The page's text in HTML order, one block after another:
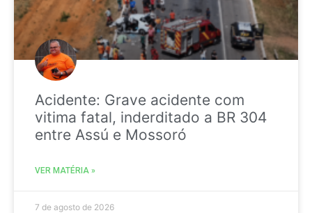
Acidente: Grave acidente com
vitima fatal, inderditado a BR 304
entre Assú e Mossoró
VER MATÉRIA »
7 de agosto de 2026